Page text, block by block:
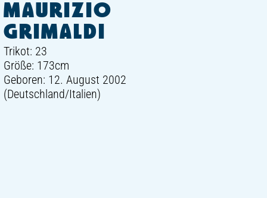
MAURIZIO
GRIMALDI
Trikot: 23
Größe: 173cm
Geboren: 12. August 2002
(Deutschland/Italien)